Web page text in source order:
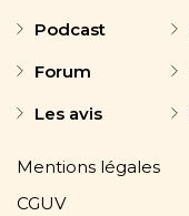
Podcast
Forum
Les avis
Mentions légales
CGUV